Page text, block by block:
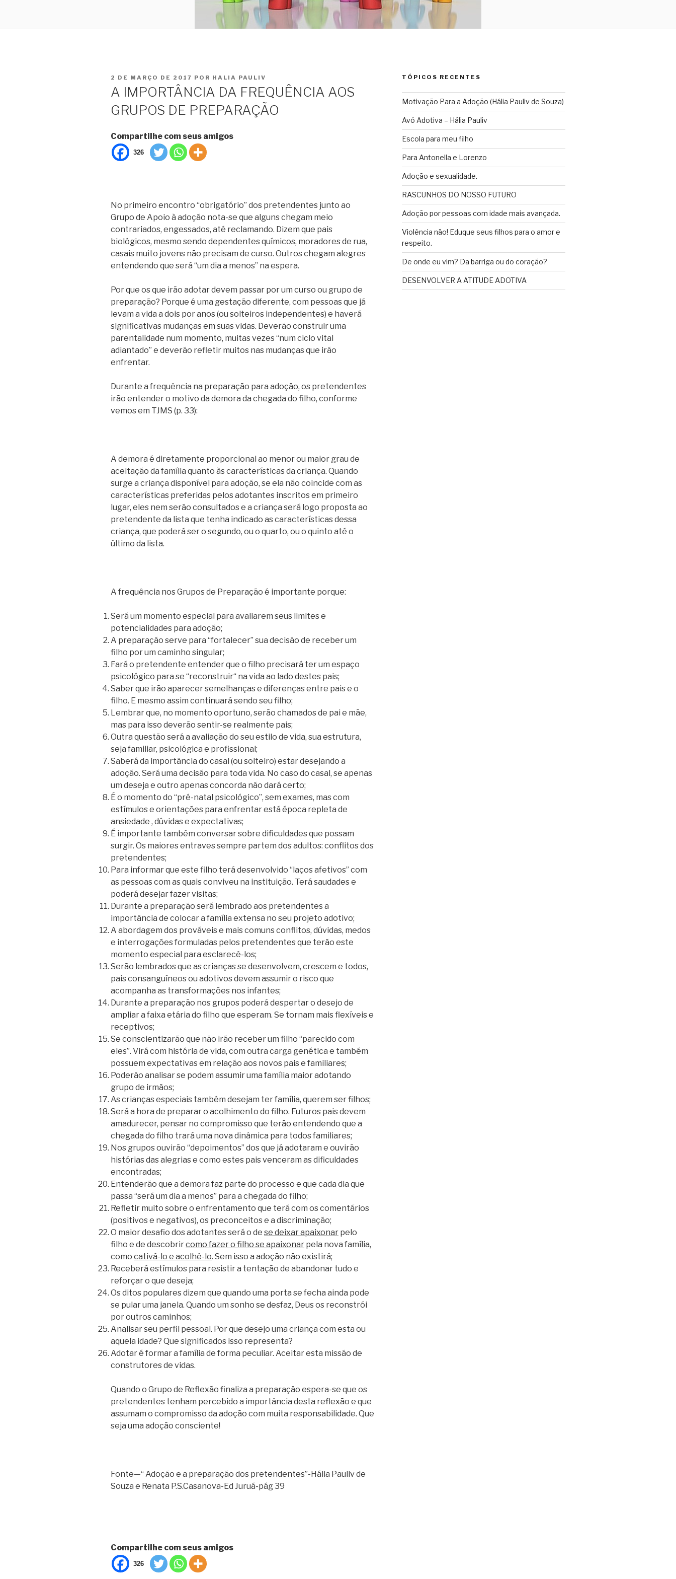
PUBLICADO
2 DE MARÇO DE 2017 POR HALIA PAULIV
A IMPORTÂNCIA DA FREQUÊNCIA AOS
GRUPOS DE PREPARAÇÃO
Compartilhe com seus amigos
326
No primeiro encontro “obrigatório” dos pretendentes junto ao
Grupo de Apoio à adoção nota-se que alguns chegam meio
contrariados, engessados, até reclamando. Dizem que pais
biológicos, mesmo sendo dependentes químicos, moradores de rua,
casais muito jovens não precisam de curso. Outros chegam alegres
entendendo que será “um dia a menos” na espera.
Por que os que irão adotar devem passar por um curso ou grupo de
preparação? Porque é uma gestação diferente, com pessoas que já
levam a vida a dois por anos (ou solteiros independentes) e haverá
significativas mudanças em suas vidas. Deverão construir uma
parentalidade num momento, muitas vezes “num ciclo vital
adiantado” e deverão refletir muitos nas mudanças que irão
enfrentar.
Durante a frequência na preparação para adoção, os pretendentes
irão entender o motivo da demora da chegada do filho, conforme
vemos em TJMS (p. 33):
A demora é diretamente proporcional ao menor ou maior grau de
aceitação da família quanto às características da criança. Quando
surge a criança disponível para adoção, se ela não coincide com as
características preferidas pelos adotantes inscritos em primeiro
lugar, eles nem serão consultados e a criança será logo proposta ao
pretendente da lista que tenha indicado as características dessa
criança, que poderá ser o segundo, ou o quarto, ou o quinto até o
último da lista.
A frequência nos Grupos de Preparação é importante porque:
Será um momento especial para avaliarem seus limites e
potencialidades para adoção;
A preparação serve para “fortalecer” sua decisão de receber um
filho por um caminho singular;
Fará o pretendente entender que o filho precisará ter um espaço
psicológico para se “reconstruir“ na vida ao lado destes pais;
Saber que irão aparecer semelhanças e diferenças entre pais e o
filho. E mesmo assim continuará sendo seu filho;
Lembrar que, no momento oportuno, serão chamados de pai e mãe,
mas para isso deverão sentir-se realmente pais;
Outra questão será a avaliação do seu estilo de vida, sua estrutura,
seja familiar, psicológica e profissional;
Saberá da importância do casal (ou solteiro) estar desejando a
adoção. Será uma decisão para toda vida. No caso do casal, se apenas
um deseja e outro apenas concorda não dará certo;
É o momento do “pré-natal psicológico”, sem exames, mas com
estímulos e orientações para enfrentar está época repleta de
ansiedade , dúvidas e expectativas;
É importante também conversar sobre dificuldades que possam
surgir. Os maiores entraves sempre partem dos adultos: conflitos dos
pretendentes;
Para informar que este filho terá desenvolvido “laços afetivos” com
as pessoas com as quais conviveu na instituição. Terá saudades e
poderá desejar fazer visitas;
Durante a preparação será lembrado aos pretendentes a
importância de colocar a família extensa no seu projeto adotivo;
A abordagem dos prováveis e mais comuns conflitos, dúvidas, medos
e interrogações formuladas pelos pretendentes que terão este
momento especial para esclarecê-los;
Serão lembrados que as crianças se desenvolvem, crescem e todos,
pais consanguíneos ou adotivos devem assumir o risco que
acompanha as transformações nos infantes;
Durante a preparação nos grupos poderá despertar o desejo de
ampliar a faixa etária do filho que esperam. Se tornam mais flexíveis e
receptivos;
Se conscientizarão que não irão receber um filho “parecido com
eles”. Virá com história de vida, com outra carga genética e também
possuem expectativas em relação aos novos pais e familiares;
Poderão analisar se podem assumir uma família maior adotando
grupo de irmãos;
As crianças especiais também desejam ter família, querem ser filhos;
Será a hora de preparar o acolhimento do filho. Futuros pais devem
amadurecer, pensar no compromisso que terão entendendo que a
chegada do filho trará uma nova dinâmica para todos familiares;
Nos grupos ouvirão “depoimentos” dos que já adotaram e ouvirão
histórias das alegrias e como estes pais venceram as dificuldades
encontradas;
Entenderão que a demora faz parte do processo e que cada dia que
passa “será um dia a menos” para a chegada do filho;
Refletir muito sobre o enfrentamento que terá com os comentários
(positivos e negativos), os preconceitos e a discriminação;
O maior desafio dos adotantes será o de se deixar apaixonar pelo
filho e de descobrircomo fazer o filho se apaixonar pela nova família,
como cativá-lo e acolhê-lo. Sem isso a adoção não existirá;
Receberá estímulos para resistir a tentação de abandonar tudo e
reforçar o que deseja;
Os ditos populares dizem que quando uma porta se fecha ainda pode
se pular uma janela. Quando um sonho se desfaz, Deus os reconstrói
por outros caminhos;
Analisar seu perfil pessoal. Por que desejo uma criança com esta ou
aquela idade? Que significados isso representa?
Adotar é formar a família de forma peculiar. Aceitar esta missão de
construtores de vidas.
Quando o Grupo de Reflexão finaliza a preparação espera-se que os
pretendentes tenham percebido a importância desta reflexão e que
assumam o compromisso da adoção com muita responsabilidade. Que
seja uma adoção consciente!
Fonte—“ Adoção e a preparação dos pretendentes”-Hália Pauliv de
Souza e Renata P.S.Casanova-Ed Juruá-pág 39
Compartilhe com seus amigos
326
TÓPICOS RECENTES
Motivação Para a Adoção (Hália Pauliv de Souza)
Avó Adotiva – Hália Pauliv
Escola para meu filho
Para Antonella e Lorenzo
Adoção e sexualidade.
RASCUNHOS DO NOSSO FUTURO
Adoção por pessoas com idade mais avançada.
Violência não! Eduque seus filhos para o amor e
respeito.
De onde eu vim? Da barriga ou do coração?
DESENVOLVER A ATITUDE ADOTIVA